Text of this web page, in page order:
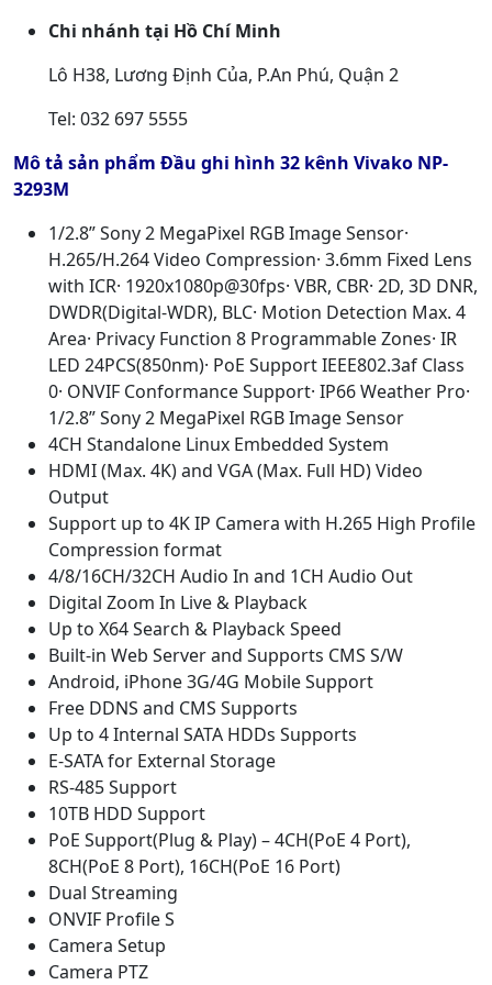
Chi nhánh tại Hồ Chí Minh
Lô H38, Lương Định Của, P.An Phú, Quận 2
Tel: 032 697 5555
Mô tả sản phẩm Đầu ghi hình 32 kênh Vivako NP-
3293M
1/2.8” Sony 2 MegaPixel RGB Image Sensor·
H.265/H.264 Video Compression· 3.6mm Fixed Lens
with ICR· 1920x1080p@30fps· VBR, CBR· 2D, 3D DNR,
DWDR(Digital-WDR), BLC· Motion Detection Max. 4
Area· Privacy Function 8 Programmable Zones· IR
LED 24PCS(850nm)· PoE Support IEEE802.3af Class
0· ONVIF Conformance Support· IP66 Weather Pro·
1/2.8” Sony 2 MegaPixel RGB Image Sensor
4CH Standalone Linux Embedded System
HDMI (Max. 4K) and VGA (Max. Full HD) Video
Output
Support up to 4K IP Camera with H.265 High Profile
Compression format
4/8/16CH/32CH Audio In and 1CH Audio Out
Digital Zoom In Live & Playback
Up to X64 Search & Playback Speed
Built-in Web Server and Supports CMS S/W
Android, iPhone 3G/4G Mobile Support
Free DDNS and CMS Supports
Up to 4 Internal SATA HDDs Supports
E-SATA for External Storage
RS-485 Support
10TB HDD Support
PoE Support(Plug & Play) – 4CH(PoE 4 Port),
8CH(PoE 8 Port), 16CH(PoE 16 Port)
Dual Streaming
ONVIF Profile S
Camera Setup
Camera PTZ